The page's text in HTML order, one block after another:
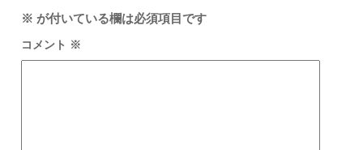
※ が付いている欄は必須項目です
コメント ※